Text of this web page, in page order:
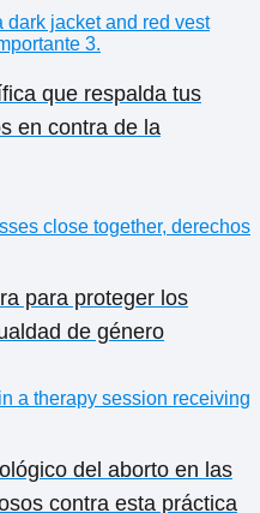
que respalda tus
en contra de la
para proteger los
de género
del aborto en las
contra esta práctica